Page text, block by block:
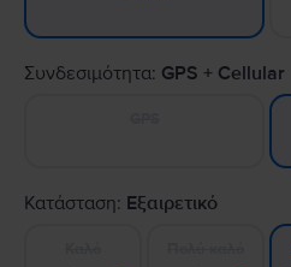
Συνδεσιμότητα: GPS + Cellular
Κατάσταση: Εξαιρετικό